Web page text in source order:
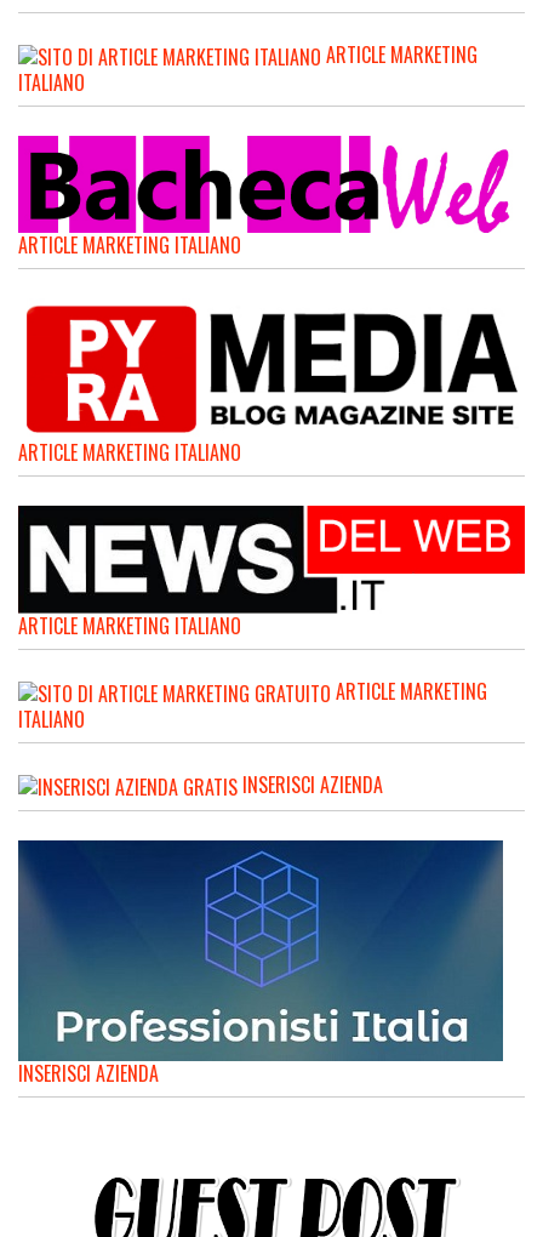
ARTICLE MARKETING
ITALIANO
ARTICLE MARKETING ITALIANO
ARTICLE MARKETING ITALIANO
ARTICLE MARKETING ITALIANO
ARTICLE MARKETING
ITALIANO
INSERISCI AZIENDA
INSERISCI AZIENDA